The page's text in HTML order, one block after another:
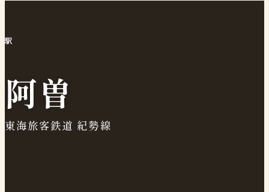
駅
阿曽
東海旅客鉄道 紀勢線